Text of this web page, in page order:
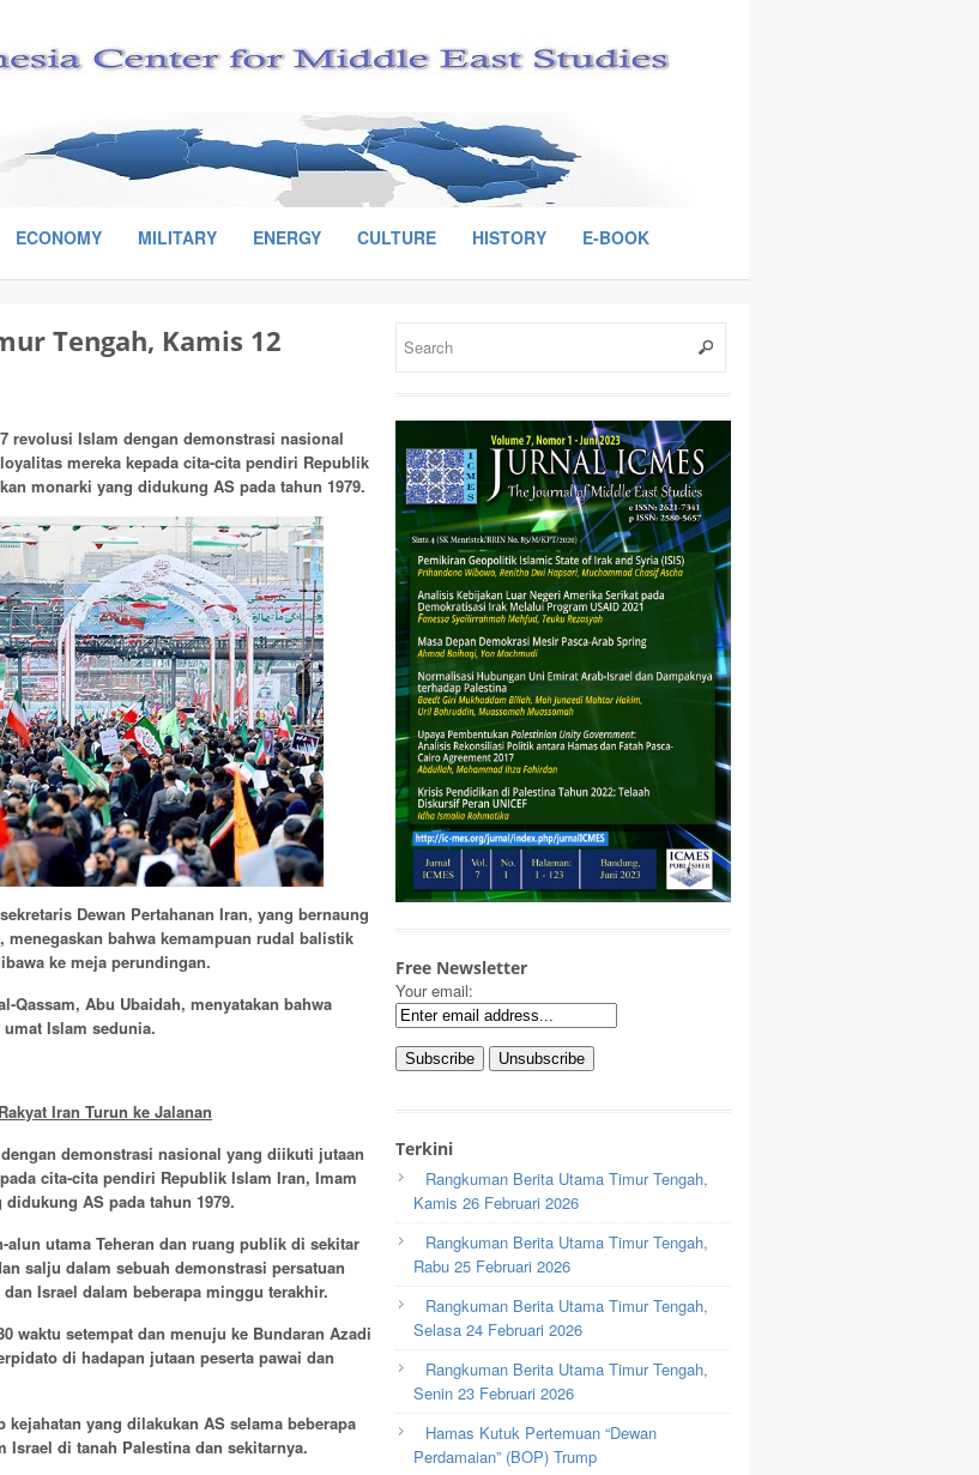
ECONOMY MILITARY ENERGY CULTURE HISTORY E-BOOK
Tengah, Kamis 12
revolusi Islam dengan demonstrasi nasional
mereka kepada cita-cita pendiri Republik
monarki yang didukung AS pada tahun 1979.
Dewan Pertahanan Iran, yang bernaung
menegaskan bahwa kemampuan rudal balistik
ke meja perundingan.
Abu Ubaidah, menyatakan bahwa
Islam sedunia.
Iran Turun ke Jalanan
demonstrasi nasional yang diikuti jutaan
cita-cita pendiri Republik Islam Iran, Imam
AS pada tahun 1979.
utama Teheran dan ruang publik di sekitar
salju dalam sebuah demonstrasi persatuan
Israel dalam beberapa minggu terakhir.
waktu setempat dan menuju ke Bundaran Azadi
di hadapan jutaan peserta pawai dan
yang dilakukan AS selama beberapa
Israel di tanah Palestina dan sekitarnya.
Free Newsletter
Your email:
Terkini
Rangkuman Berita Utama Timur Tengah,
Kamis 26 Februari 2026
Rangkuman Berita Utama Timur Tengah,
Rabu 25 Februari 2026
Rangkuman Berita Utama Timur Tengah,
Selasa 24 Februari 2026
Rangkuman Berita Utama Timur Tengah,
Senin 23 Februari 2026
Hamas Kutuk Pertemuan “Dewan
Perdamaian” (BOP) Trump